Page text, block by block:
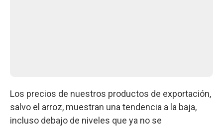
Los precios de nuestros productos de exportación,
salvo el arroz, muestran una tendencia a la baja,
incluso debajo de niveles que ya no se